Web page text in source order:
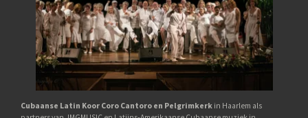
Cubaanse Latin Koor Coro Cantoro en Pelgrimkerk in Haarlem als